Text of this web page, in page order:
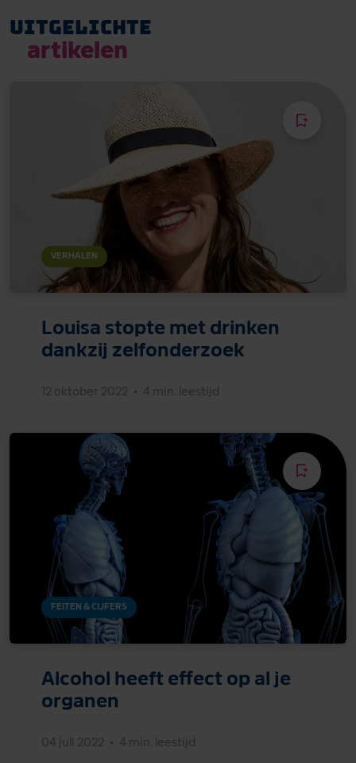
Uitgelichte
artikelen
VERHALEN
Louisa stopte met drinken
dankzij zelfonderzoek
12 oktober 2022 • 4 min. leestijd
FEITEN & CIJFERS
Alcohol heeft effect op al je
organen
04 juli 2022 • 4 min. leestijd